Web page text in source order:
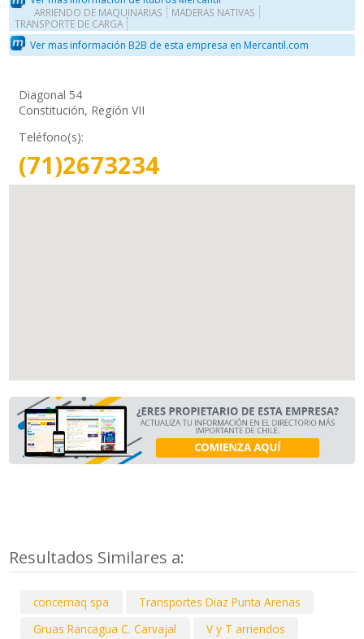
ARRIENDO DE MAQUINARIAS
MADERAS NATIVAS
TRANSPORTE DE CARGA
Ver mas información B2B de esta empresa en Mercantil.com
Diagonal 54
Constitución, Región VII
Teléfono(s):
(71)2673234
Resultados Similares a:
concemaq spa
Transportes Diaz Punta Arenas
Gruas Rancagua C. Carvajal
V y T arriendos